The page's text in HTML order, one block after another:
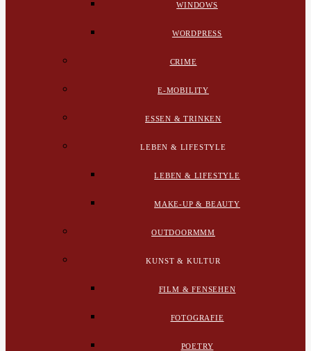
WINDOWS
WORDPRESS
CRIME
E-MOBILITY
ESSEN & TRINKEN
LEBEN & LIFESTYLE
LEBEN & LIFESTYLE
MAKE-UP & BEAUTY
OUTDOORMMM
KUNST & KULTUR
FILM & FENSEHEN
FOTOGRAFIE
POETRY